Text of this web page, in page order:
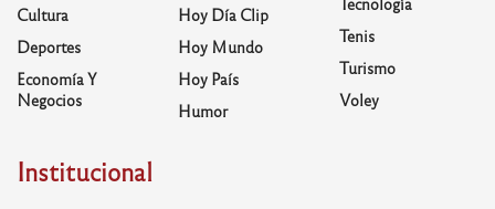
Cultura
Deportes
Economía Y
Negocios
Hoy Día Clip
Hoy Mundo
Hoy País
Humor
Tenis
Turismo
Voley
Institucional